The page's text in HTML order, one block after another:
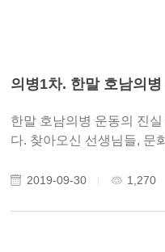
한말 호남의병 운동의 진
다. 찾아오신 선생님들, 문화해설사님들, 시민 여러분 다음 2
향 광주의 역사적 뿌리이
2019-09-30 1,270